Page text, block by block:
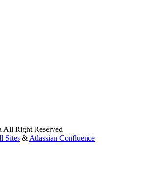
All Right Reserved
Sites & Atlassian Confluence